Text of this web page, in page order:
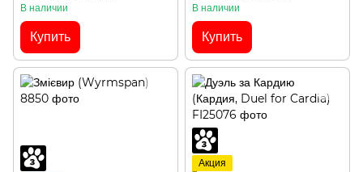
В наличии
Купить
В наличии
Купить
Акция